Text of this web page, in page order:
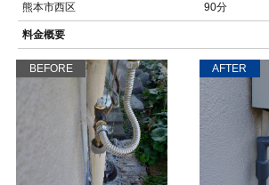
熊本市西区
90分
料金概要
BEFORE AFTER